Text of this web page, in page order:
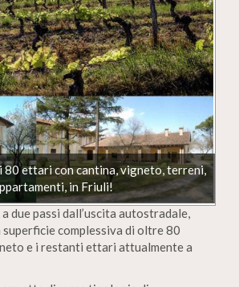
80 ettari con cantina, vigneto, terreni,
in Friuli!
due passi dall’uscita autostradale,
complessiva di oltre 80
e i restanti ettari attualmente a